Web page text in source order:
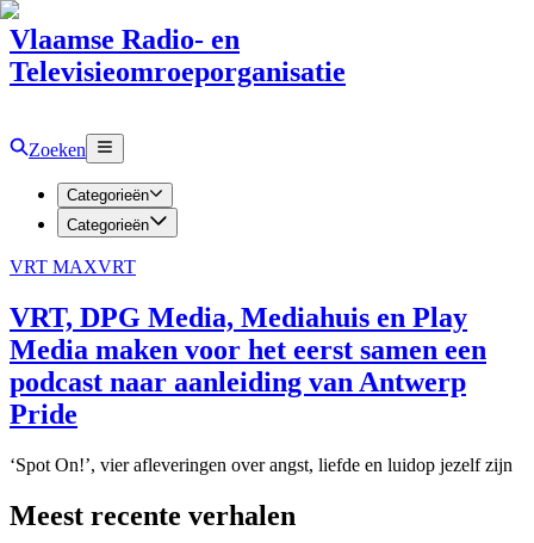
Vlaamse Radio- en
Televisieomroeporganisatie
Zoeken
Categorieën
Categorieën
VRT MAXVRT
VRT, DPG Media, Mediahuis en Play
Media maken voor het eerst samen een
podcast naar aanleiding van Antwerp
Pride
‘Spot On!’, vier afleveringen over angst, liefde en luidop jezelf zijn
Meest recente verhalen